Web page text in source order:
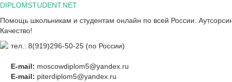
Skip
content
DIPLOMSTUDENT.NET
Помощь школьникам и студентам онлайн по всей России.
Качество!
тел.: 8(919)296-50-25 (по России)
E-mail: moscowdiplom5@yandex.ru
E-mail: piterdiplom5@yandex.ru